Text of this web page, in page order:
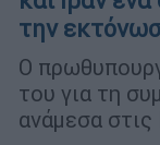
την
Ο
του για τη
ανάμεσα